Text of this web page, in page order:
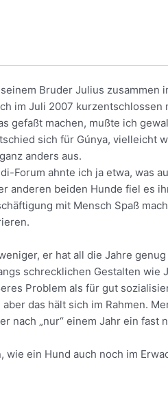
Bruder Julius zusammen
im Juli 2007
gefaßt machen, mußte ich
sich für Gúnya, vielleicht
anders aus.
Forum ahnte ich ja etwa, was
anderen beiden Hunde fiel es
mit Mensch Spaß
er hat all die Jahre
schrecklichen Gestalten wie
Problem als für gut
das hält sich im Rahmen.
nach „nur“ einem Jahr ein
wie ein Hund auch noch im